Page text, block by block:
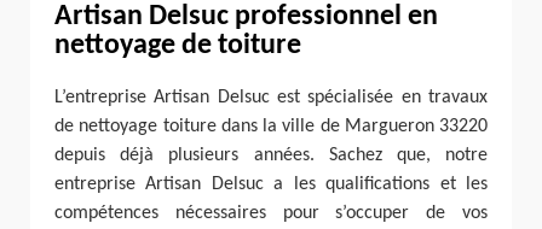
Artisan Delsuc professionnel en
nettoyage de toiture
L’entreprise Artisan Delsuc est spécialisée en travaux
de nettoyage toiture dans la ville de Margueron 33220
depuis déjà plusieurs années. Sachez que, notre
entreprise Artisan Delsuc a les qualifications et les
compétences nécessaires pour s’occuper de vos